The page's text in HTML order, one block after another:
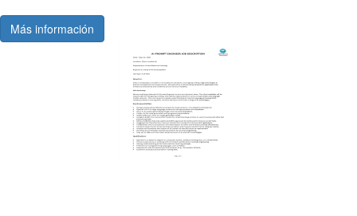
Más información